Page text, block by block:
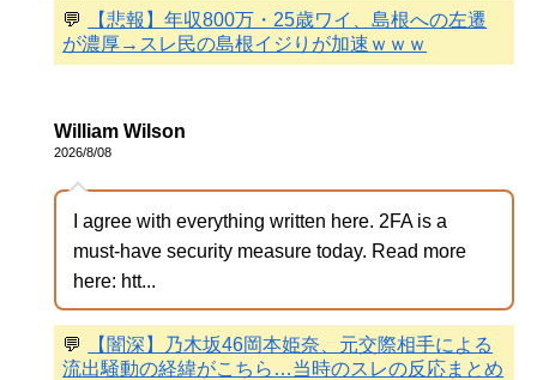
💬
【悲報】年収800万・25歳ワイ、島根への左遷
が濃厚→スレ民の島根イジりが加速ｗｗｗ
William Wilson
2026/8/08
I agree with everything written here. 2FA is a
must-have security measure today. Read more
here: htt...
💬
【闇深】乃木坂46岡本姫奈、元交際相手による
流出騒動の経緯がこちら…当時のスレの反応まとめ